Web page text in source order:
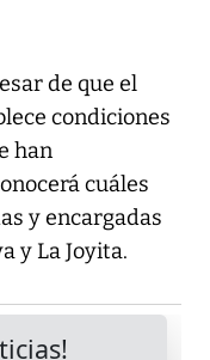
de que el
condiciones
han
cuáles
y encargadas
y La Joyita.